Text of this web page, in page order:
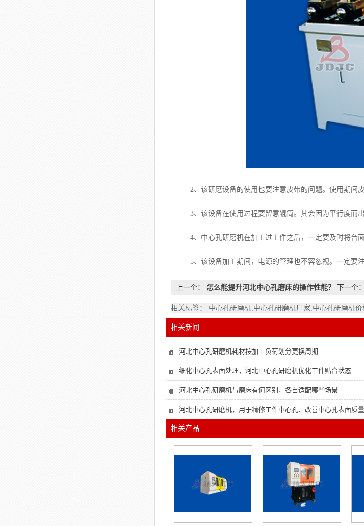
2、该研磨设备的使用也要注意皮带的问题。使用期间皮
3、该设备在使用过程要留意辊筒。其会因为平行度而出
4、中心孔研磨机在加工过工件之后，一定要及时将台面
5、该设备加工期间，电源的管理也不容忽视。一定要注
上一个： 怎么能提升河北中心孔磨床的操作性能？ 下一个：
相关标签： 中心孔研磨机,中心孔研磨机厂家,中心孔研磨机价
相关新闻
河北中心孔研磨机耗材按加工负荷划分更换周期
细化中心孔表面处理，河北中心孔研磨机优化工件贴合状态
河北中心孔研磨机与磨床有何区别，各自适配哪些场景
河北中心孔研磨机，用于精修工件中心孔、改善中心孔表面质
相关产品